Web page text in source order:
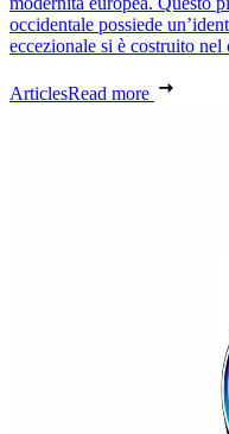
occidentale possiede
eccezionale si è costruito nel
ArticlesRead more